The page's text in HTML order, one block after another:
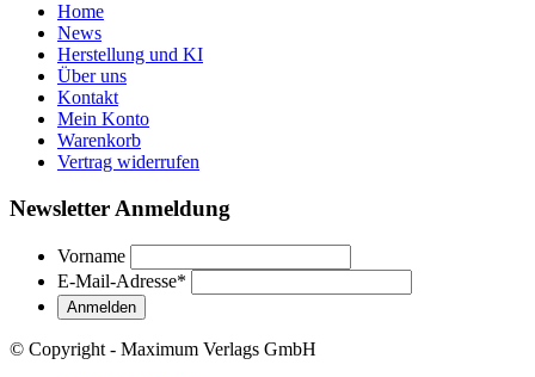
Home
News
Herstellung und KI
Über uns
Kontakt
Mein Konto
Warenkorb
Vertrag widerrufen
Newsletter Anmeldung
Vorname
E-Mail-Adresse*
© Copyright - Maximum Verlags GmbH